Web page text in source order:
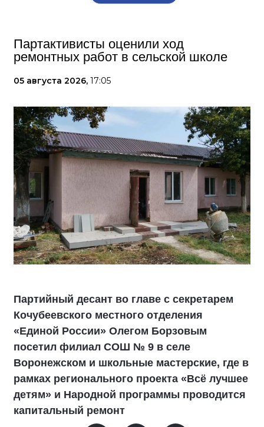
Партактивисты оценили ход
ремонтных работ в сельской школе
05 августа 2026, 17:05
Партийный десант во главе с секретарем
Кочубеевского местного отделения
«Единой России» Олегом Борзовым
посетил филиал СОШ № 9 в селе
Воронежском и школьные мастерские, где в
рамках регионального проекта «Всё лучшее
детям» и Народной программы проводится
капитальный ремонт